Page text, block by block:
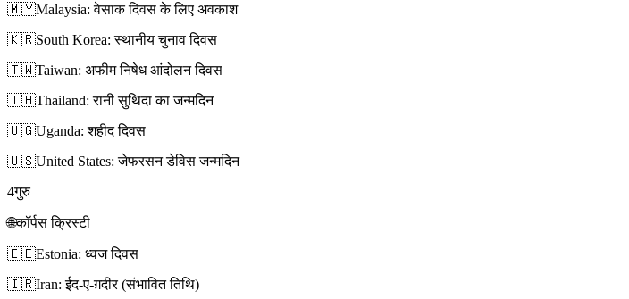
🇲🇾Malaysia: वेसाक दिवस के लिए अवकाश
🇰🇷South Korea: स्थानीय चुनाव दिवस
🇹🇼Taiwan: अफीम निषेध आंदोलन दिवस
🇹🇭Thailand: रानी सुथिदा का जन्मदिन
🇺🇬Uganda: शहीद दिवस
🇺🇸United States: जेफरसन डेविस जन्मदिन
4गुरु
🌐कॉर्पस क्रिस्टी
🇪🇪Estonia: ध्वज दिवस
🇮🇷Iran: ईद-ए-ग़दीर (संभावित तिथि)